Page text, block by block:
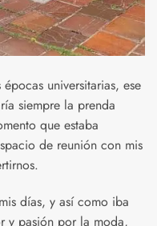
universitarias, ese
siempre la prenda
que estaba
de reunión con mis
días, y así como iba
y pasión por la moda,